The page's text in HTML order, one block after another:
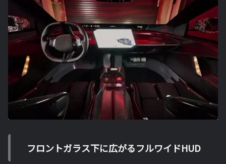
フロントガラス下に広がるフルワイドHUD